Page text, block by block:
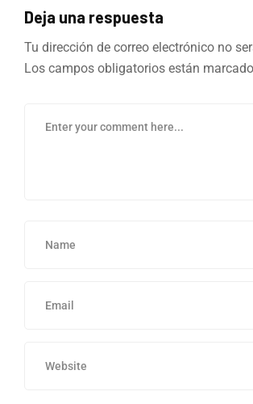
Deja una respuesta
Tu dirección de correo electrónico no
Los campos obligatorios están